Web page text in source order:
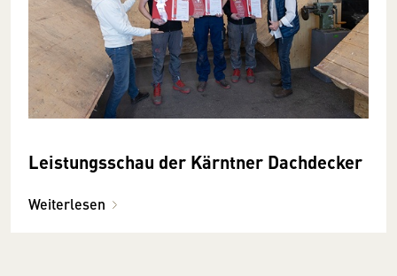
Leistungsschau der Kärntner Dachdecker
Weiterlesen